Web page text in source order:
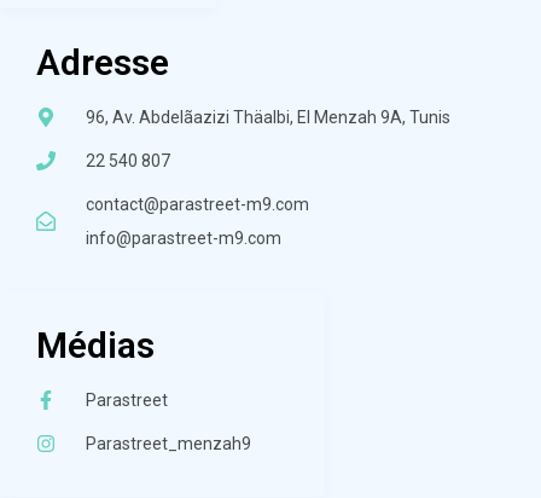
Adresse
96, Av. Abdelãazizi Thäalbi, El Menzah 9A, Tunis
22 540 807
contact@parastreet-m9.com
info@parastreet-m9.com
Médias
Parastreet
Parastreet_menzah9